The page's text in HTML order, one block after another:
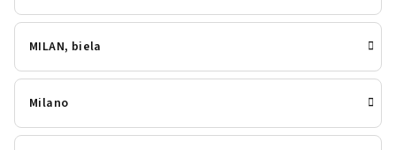
MILAN, biela
Milano